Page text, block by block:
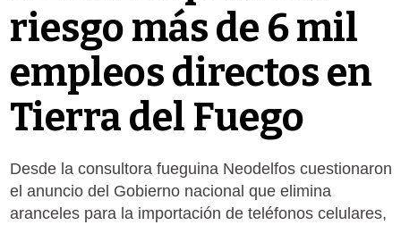
riesgo más de 6 mil
empleos directos en
Tierra del Fuego
Desde la consultora fueguina Neodelfos cuestionaron
el anuncio del Gobierno nacional que elimina
aranceles para la importación de teléfonos celulares,